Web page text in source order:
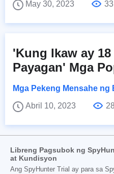
May 30, 2023
'Kung Ikaw ay
Payagan' Mga
Mga Pekeng Mensahe ng
Abril 10, 2023
Libreng Pagsubok ng
at Kundisyon
Ang SpyHunter Trial ay para sa